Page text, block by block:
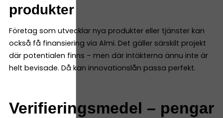
produkter
Företag som utvecklar nya produkter eller tjänster kan
också få finansiering via Almi. Det gäller särskilt projekt
där potentialen finns – men där intäkterna ännu inte är
helt bevisade. Då kan innovationslån passa perfekt.
Verifieringsmedel – pengar